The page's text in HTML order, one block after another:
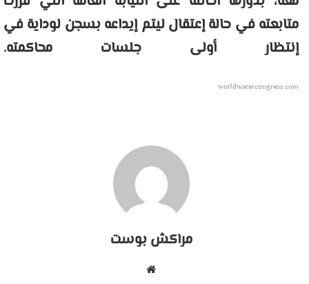
متابعته في حالة إعتقال ليتم إيداعه بسجن لوداية في
إنتظار أولى جلسات محاكمته.
worldwatercongress.com
مراكش بوست